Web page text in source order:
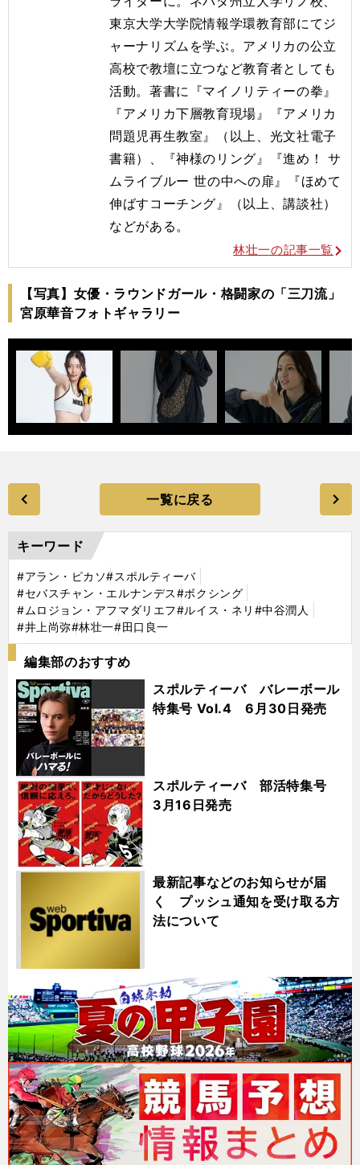
東京大学大学院情報学環教育部にてジ
ャーナリズムを学ぶ。アメリカの公立
高校で教壇に立つなど教育者としても
活動。著書に『マイノリティーの拳』
『アメリカ下層教育現場』『アメリカ
問題児再生教室』（以上、光文社電子
書籍）、『神様のリング』『進め！ サ
ムライブルー 世の中への扉』『ほめて
伸ばすコーチング』（以上、講談社）
などがある。
林壮一の記事一覧
【写真】女優・ラウンドガール・格闘家の「三刀流」
宮原華音フォトギャラリー
一覧に戻る
キーワード
#アラン・ピカソ#スポルティーバ
#セバスチャン・エルナンデス#ボクシング
#ムロジョン・アフマダリエフ#ルイス・ネリ #中谷潤人
#井上尚弥#林壮一#田口良一
編集部のおすすめ
スポルティーバ バレーボール
特集号 Vol.4 6月30日発売
スポルティーバ 部活特集号
3月16日発売
最新記事などのお知らせが届
く プッシュ通知を受け取る方
法について